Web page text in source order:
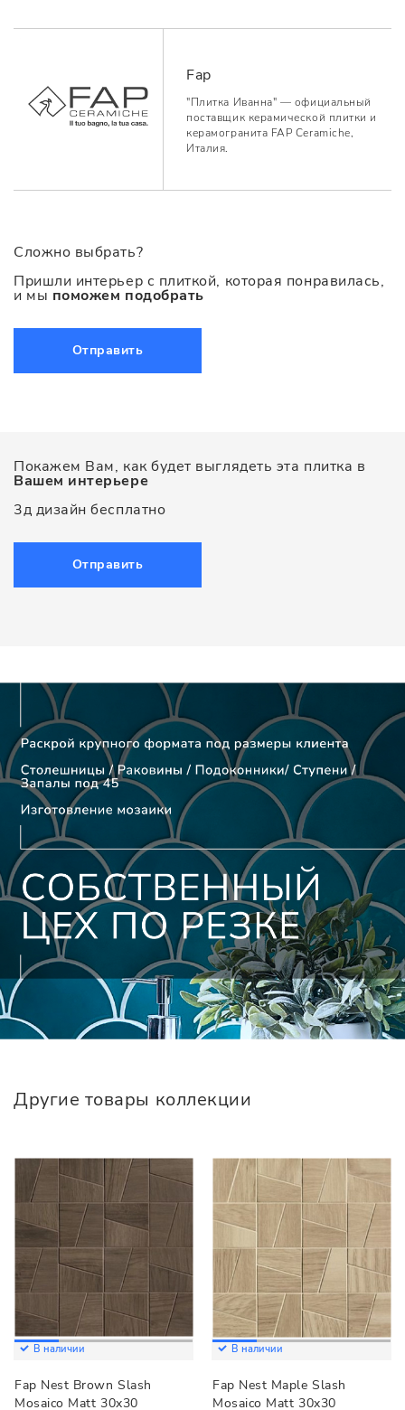
Fap
"Плитка Иванна" — официальный
поставщик керамической плитки и
керамогранита FAP Ceramiche,
Италия.
Сложно выбрать?
Пришли интерьер с плиткой, которая понравилась,
и мы поможем подобрать
Отправить
Покажем Вам, как будет выглядеть эта плитка в
Вашем интерьере
3д дизайн бесплатно
Отправить
Другие товары коллекции
В наличии
Fap Nest Brown Slash
Mosaico Matt 30x30
В наличии
Fap Nest Maple Slash
Mosaico Matt 30x30